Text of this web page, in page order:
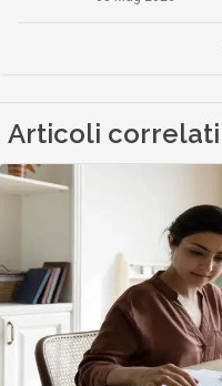
Articoli correlati